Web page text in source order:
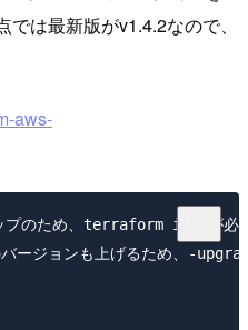
は最新版がv1.4.2なので、
aws-
プのため、terraform initが必
ージョンも上げるため、-